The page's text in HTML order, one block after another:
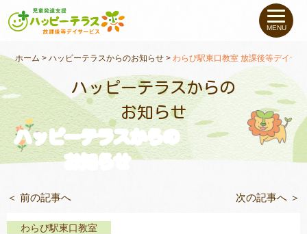
私たちについて
未就学のお子さま（０〜６才）
小学生〜高校生の お子さま
支援事例
教室一覧
MENU
ホーム >ハッピーテラスからのお知らせ >わらび駅東口教室 放課後等デイサ
ハッピーテラスからの
お知らせ
ハッピーテラスからの
お知らせ
＜ 前の記事へ 次の記事へ ＞
わらび駅東口教室